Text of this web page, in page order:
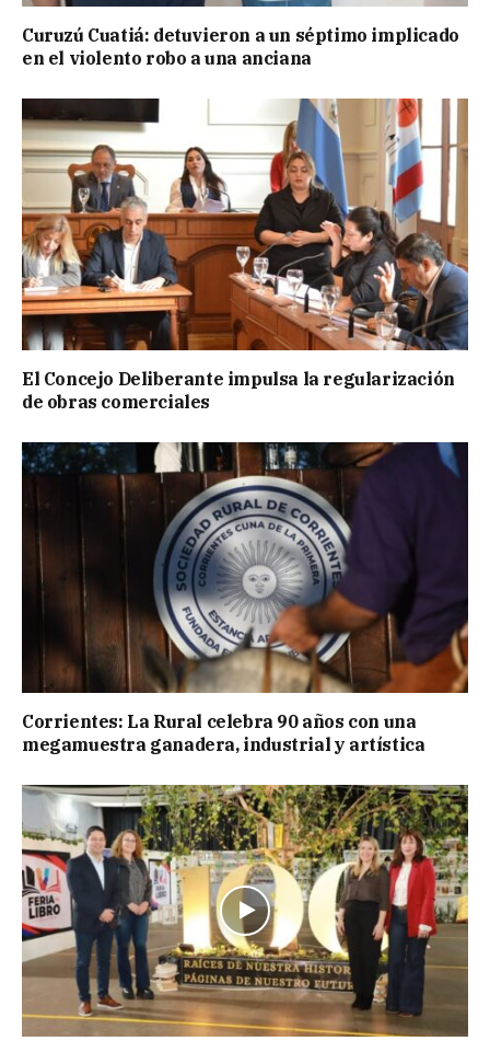
Curuzú Cuatiá: detuvieron a un séptimo implicado
en el violento robo a una anciana
El Concejo Deliberante impulsa la regularización
de obras comerciales
Corrientes: La Rural celebra 90 años con una
megamuestra ganadera, industrial y artística